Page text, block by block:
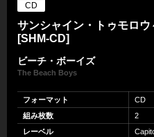
CD
サンシャイン・トゥモロ
[SHM-CD]
ビーチ・ボーイズ
The Beach Boys
フォーマット
CD
組み枚数
2
レーベル